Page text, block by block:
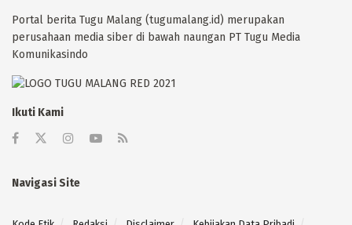
Portal berita Tugu Malang (tugumalang.id) merupakan
perusahaan media siber di bawah naungan PT Tugu Media
Komunikasindo
Ikuti Kami
Navigasi Site